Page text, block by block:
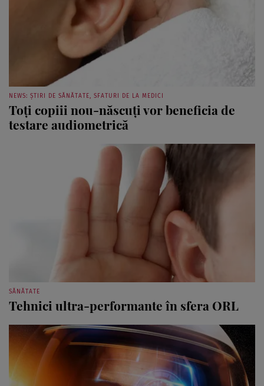
NEWS: ȘTIRI DE SĂNĂTATE, SFATURI DE LA MEDICI
Toţi copiii nou-născuţi vor beneficia de
testare audiometrică
SĂNĂTATE
Tehnici ultra-performante în sfera ORL